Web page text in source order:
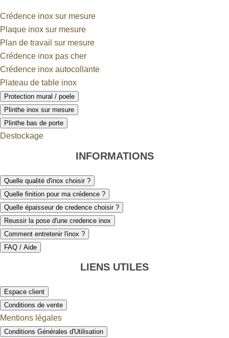
Crédence inox sur mesure
Plaque inox sur mesure
Plan de travail sur mesure
Crédence inox pas cher
Crédence inox autocollante
Plateau de table inox
Protection mural / poele
Plinthe inox sur mesure
Plinthe bas de porte
Destockage
INFORMATIONS
Quelle qualité d'inox choisir ?
Quelle finition pour ma crédence ?
Quelle épaisseur de credence choisir ?
Reussir la pose d'une credence inox
Comment entretenir l'inox ?
FAQ / Aide
LIENS UTILES
Espace client
Conditions de vente
Mentions légales
Conditions Générales d'Utilisation